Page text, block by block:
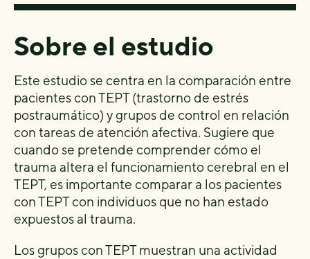
Sobre el estudio
Este estudio se centra en la comparación entre
pacientes con TEPT (trastorno de estrés
postraumático) y grupos de control en relación
con tareas de atención afectiva. Sugiere que
cuando se pretende comprender cómo el
trauma altera el funcionamiento cerebral en el
TEPT, es importante comparar a los pacientes
con TEPT con individuos que no han estado
expuestos al trauma.
Los grupos con TEPT muestran una actividad